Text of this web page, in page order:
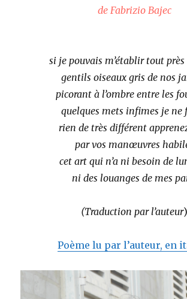
de Fabrizio Bajec
si je pouvais m’établir tout près
gentils oiseaux gris de nos
picorant à l’ombre entre les
quelques mets infimes je ne
rien de très différent
par vos manœuvres
cet art qui n’a ni besoin de
ni des louanges de mes
(Traduction par l’auteur)
Poème lu par l’auteur, en